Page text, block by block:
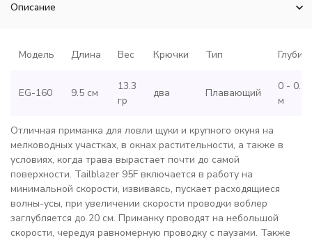
Описание
Модель Длина Вес Крючки Тип
EG-160 9.5 см
13.3
гр
два Плавающий
0 - 0.2
м
Отличная приманка для ловли щуки и крупного окуня на
мелководных участках, в окнах растительности, а также в
условиях, когда трава вырастает почти до самой
поверхности. Tailblazer 95F включается в работу на
минимальной скорости, извиваясь, пускает расходящиеся
волны-усы, при увеличении скорости проводки воблер
заглубляется до 20 см. Приманку проводят на небольшой
скорости, чередуя равномерную проводку с паузами. Также